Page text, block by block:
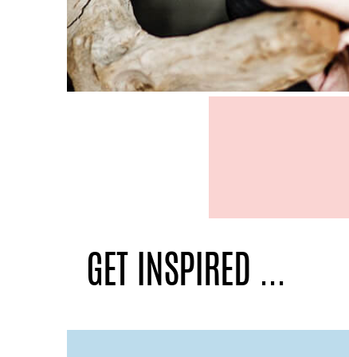
GET INSPIRED ...